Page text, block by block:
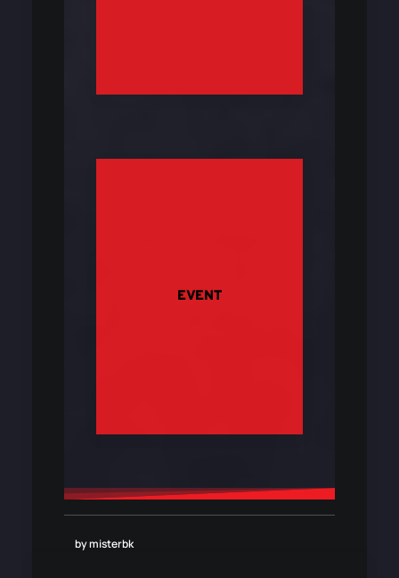
EVENT
by misterbk